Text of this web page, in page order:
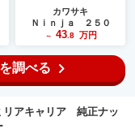
カワサキ
Ｎｉｎｊａ ２５０
～ 43.8 万円
調べる
リアキャリア 純正ナッ